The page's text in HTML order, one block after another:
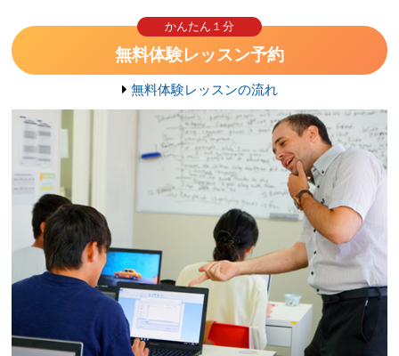
かんたん１分
無料体験レッスン予約
無料体験レッスンの流れ